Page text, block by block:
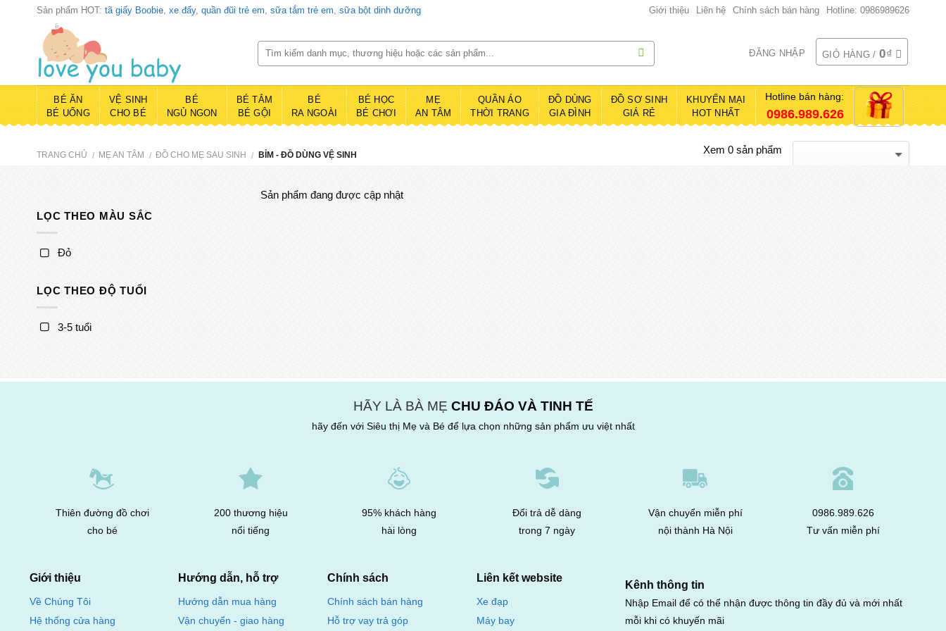
Sản phẩm HOT: tã giấy Boobie, xe đẩy, quần đũi trẻ em, sữa tắm trẻ em, sữa bột dinh dưỡng Giới thiệu Liên hệ Chính sách bán hàng Hotline: 0986989626
ĐĂNG NHẬP GIỎ HÀNG /0₫
BÉ ĂN
BÉ UỐNG
VỆ SINH
CHO BÉ
BÉ
NGỦ NGON
BÉ TẮM
BÉ GỘI
BÉ
RA NGOÀI
BÉ HỌC
BÉ CHƠI
MẸ
AN TÂM
QUẦN ÁO
THỜI TRANG
ĐỒ DÙNG
GIA ĐÌNH
ĐỒ SƠ SINH
GIÁ RẺ
KHUYẾN MẠI
HOT NHẤT
Hotline bán hàng:
0986.989.626
TRANG CHỦ / MẸ AN TÂM / ĐỒ CHO MẸ SAU SINH / BỈM - ĐỒ DÙNG VỆ SINH Xem 0 sản phẩm
LỌC THEO MÀU SẮC
Đỏ
LỌC THEO ĐỘ TUỔI
3-5 tuổi
Sản phẩm đang được cập nhật
HÃY LÀ BÀ MẸ CHU ĐÁO VÀ TINH TẾ
hãy đến với Siêu thị Mẹ và Bé để lựa chọn những sản phẩm ưu việt nhất
Thiên đường đồ chơi
cho bé
200 thương hiệu
nổi tiếng
95% khách hàng
hài lòng
Đổi trả dễ dàng
trong 7 ngày
Vận chuyển miễn phí
nội thành Hà Nội
0986.989.626
Tư vấn miễn phí
Giới thiệu
Về Chúng Tôi
Hệ thống cửa hàng
Hướng dẫn, hỗ trợ
Hướng dẫn mua hàng
Vận chuyển - giao hàng
Chính sách
Chính sách bán hàng
Hỗ trợ vay trả góp
Liên kết website
Xe đạp
Máy bay
Kênh thông tin
Nhập Email để có thể nhận được thông tin đầy đủ và mới nhất
mỗi khi có khuyến mãi